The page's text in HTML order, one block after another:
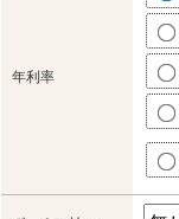
年利率